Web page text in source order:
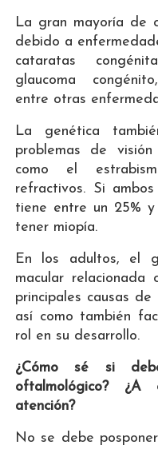
La gran mayoría de
debido a
cataratas
glaucoma
entre otras
La genética
problemas de
como el
refractivos. Si
tiene entre un 25%
tener miopía.
En los adultos, el
macular
principales causas
así como también
rol en su desarrollo.
¿Cómo sé si
oftalmológico?
atención?
No se debe